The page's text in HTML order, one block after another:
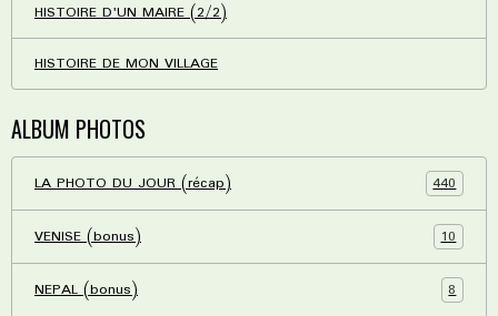
HISTOIRE D'UN MAIRE (2/2)
HISTOIRE DE MON VILLAGE
ALBUM PHOTOS
LA PHOTO DU JOUR (récap) 440
VENISE (bonus) 10
NEPAL (bonus) 8